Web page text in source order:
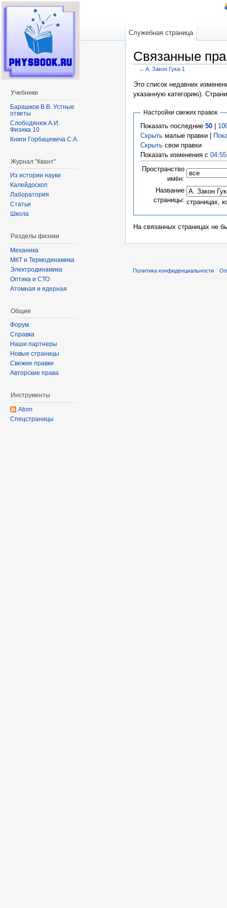
Связанные
← A. Закон Гука-1
Это список недавних
указанную категорию).
Настройки свежих правок
Показать последние 50|
Скрытьмалые правки |
Скрытьсвои правки
Показать изменения с
Пространство
имён:
Название
страницы: страницах,
На связанных страницах не
Служебная страница
Учебники
Барашков В.В. Устные
ответы
Слободянюк А.И.
Физика 10
Книги Горбацевича С.А.
Журнал "Квант"
Из истории науки
Калейдоскоп
Лаборатория
Статьи
Школа
Разделы физики
Механика
МКТ и Термодинамика
Электродинамика
Оптика и СТО
Атомная и ядерная
Общие
Форум
Справка
Наши партнеры
Новые страницы
Свежие правки
Авторские права
Инструменты
Atom
Спецстраницы
Политика конфиденциальности